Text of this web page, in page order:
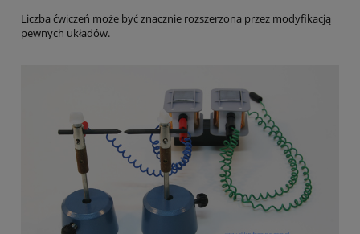
Liczba ćwiczeń może być znacznie rozszerzona przez modyfikacją
pewnych układów.